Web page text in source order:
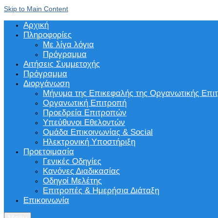
Skip to Main Content
Αρχική
Πληροφορίες
Με λίγα λόγια
Πρόγραμμα
Αιτήσεις Συμμετοχής
Πρόγραμμα
Διοργάνωση
Μήνυμα της Επικεφαλής της Οργανωτικής
Οργανωτική Επιτροπή
Προεδρεία Επιτροπών
Υπεύθυνοι Εθελοντών
Ομάδα Επικοινωνίας & Social
Ηλεκτρονική Υποστήριξη
Προετοιμασία
Γενικές Οδηγίες
Κανόνες Διαδικασίας
Οδηγοί Μελέτης
Επιτροπές & Ημερήσια Διάταξη
Επικοινωνία